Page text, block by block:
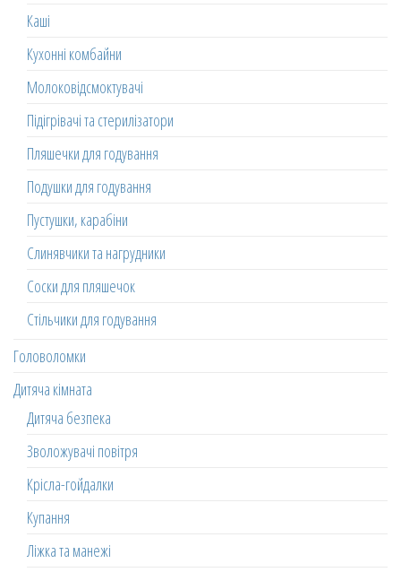
Каші
Кухонні комбайни
Молоковідсмоктувачі
Підігрівачі та стерилізатори
Пляшечки для годування
Подушки для годування
Пустушки, карабіни
Слинявчики та нагрудники
Соски для пляшечок
Стільчики для годування
Головоломки
Дитяча кімната
Дитяча безпека
Зволожувачі повітря
Крісла-гойдалки
Купання
Ліжка та манежі